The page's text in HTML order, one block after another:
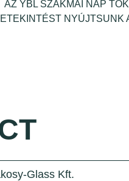
AZ YBL SZAKMAI NAP
NYÚJTSUNK
Glass Kft.